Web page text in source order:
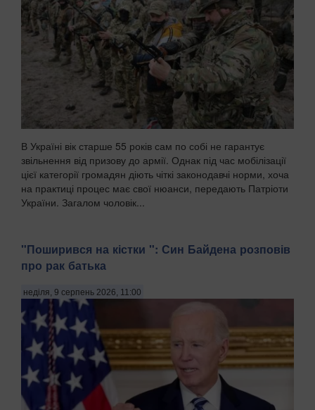
В Україні вік старше 55 років сам по собі не гарантує
звільнення від призову до армії. Однак під час мобілізації
цієї категорії громадян діють чіткі законодавчі норми, хоча
на практиці процес має свої нюанси, передають Патріоти
України. Загалом чоловік...
"Поширився на кістки ": Син Байдена розповів
про рак батька
неділя, 9 серпень 2026, 11:00